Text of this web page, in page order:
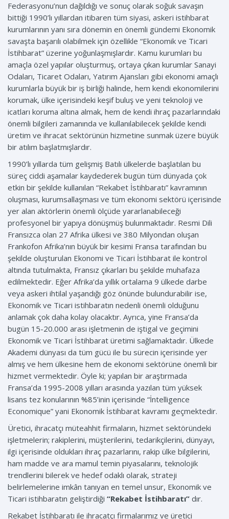
Federasyonu’nun dağıldığı ve sonuç olarak soğuk savaşın
bittiği 1990’lı yıllardan itibaren tüm siyasi, askeri istihbarat
kurumlarının yanı sıra dönemin en önemli gündemi Ekonomik
savaşta başarılı olabilmek için özellikle “Ekonomik ve Ticari
İstihbarat” üzerine yoğunlaşmışlardır. Kamu kurumları bu
amaçla özel yapılar oluşturmuş, ortaya çıkan kurumlar Sanayi
Odaları, Ticaret Odaları, Yatırım Ajansları gibi ekonomi amaçlı
kurumlarla büyük bir iş birliği halinde, hem kendi ekonomilerini
korumak, ülke içerisindeki keşif buluş ve yeni teknoloji ve
icatları koruma altına almak, hem de kendi ihraç pazarlarındaki
önemli bilgileri zamanında ve kullanılabilecek şekilde kendi
üretim ve ihracat sektörünün hizmetine sunmak üzere büyük
bir atılım başlatmışlardır.
1990’lı yıllarda tüm gelişmiş Batılı ülkelerde başlatılan bu
süreç ciddi aşamalar kaydederek bugün tüm dünyada çok
etkin bir şekilde kullanılan “Rekabet İstihbaratı” kavramının
oluşması, kurumsallaşması ve tüm ekonomi sektörü içerisinde
yer alan aktörlerin önemli ölçüde yararlanabileceği
profesyonel bir yapıya dönüşmüş bulunmaktadır. Resmi Dili
Fransızca olan 27 Afrika ülkesi ve 380 Milyondan oluşan
Frankofon Afrika’nın büyük bir kesimi Fransa tarafından bu
şekilde oluşturulan Ekonomi ve Ticari İstihbarat ile kontrol
altında tutulmakta, Fransız çıkarları bu şekilde muhafaza
edilmektedir. Eğer Afrika’da yıllık ortalama 9 ülkede darbe
veya askeri ihtilal yaşandığı göz önünde bulundurabilir ise,
Ekonomik ve Ticari istihbaratın nedenli önemli olduğunu
anlamak çok daha kolay olacaktır. Ayrıca, yine Fransa’da
bugün 15-20.000 arası işletmenin de iştigal ve geçimini
Ekonomik ve Ticari İstihbarat üretimi sağlamaktadır. Ülkede
Akademi dünyası da tüm gücü ile bu sürecin içerisinde yer
almış ve hem ülkesine hem de ekonomi sektörüne önemli bir
hizmet vermektedir. Öyle ki; yapılan bir araştırmada
Fransa’da 1995-2008 yılları arasında yazılan tüm yüksek
lisans tez konularının %85’inin içerisinde “İntelligence
Economique” yani Ekonomik İstihbarat kavramı geçmektedir.
Üretici, ihracatçı müteahhit firmaların, hizmet sektöründeki
işletmelerin; rakiplerini, müşterilerini, tedarikçilerini, dünyayı,
ilgi içerisinde oldukları ihraç pazarlarını, rakip ülke bilgilerini,
ham madde ve ara mamul temin piyasalarını, teknolojik
trendlerini bilerek ve hedef odaklı olarak, strateji
belirlemelerine imkân tanıyan en temel unsur, Ekonomik ve
Ticari istihbaratın geliştirdiği “Rekabet İstihbaratı” dır.
Rekabet İstihbaratı ile ihracatçı firmalarımız ve üretici